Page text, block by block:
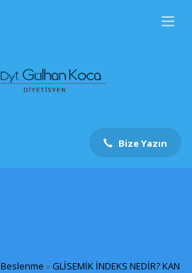
Bize Yazın
Beslenme »GLİSEMİK İNDEKS NEDİR? KAN